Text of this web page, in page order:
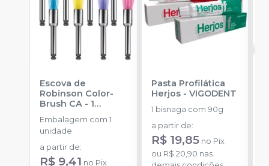
Escova de
Robinson Color-
Brush CA - 1
AMERICAN BURRS
Embalagem com 1
unidade
a partir de:
R$ 9,41 no Pix
Pasta Profilática
Herjos- VIGODENT
1 bisnaga com 90g
a partir de:
R$ 19,85 no Pix
ou R$ 20,90 nas